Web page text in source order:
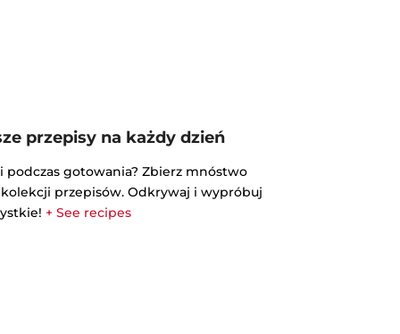
przepisy na każdy dzień
podczas gotowania? Zbierz mnóstwo
przepisów. Odkrywaj i wypróbuj
+ See recipes